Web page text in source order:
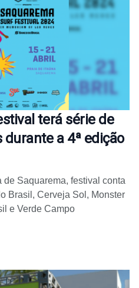
terá série de
a 4ª edição
Saquarema, festival conta
Brasil, Cerveja Sol, Monster
e Verde Campo